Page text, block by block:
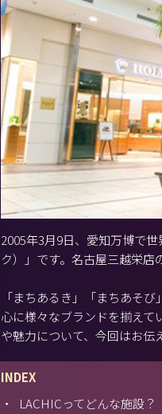
2005年3月9日、愛知万博で
ク）」です。名古屋三越栄店
「まちあるき」「まちあそ
心に様々なブランドを揃えて
や魅力について、今回はお伝
INDEX
・
LACHICってどんな施設？